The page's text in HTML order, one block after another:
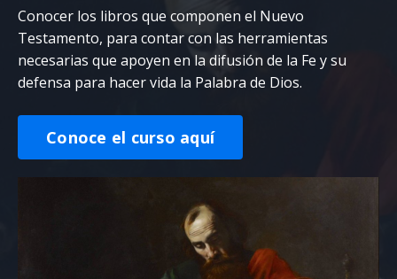
Conocer los libros que componen el Nuevo
Testamento, para contar con las herramientas
necesarias que apoyen en la difusión de la Fe y su
defensa para hacer vida la Palabra de Dios.
Conoce el curso aquí